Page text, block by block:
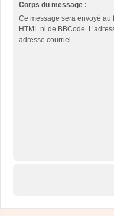
Corps du message :
Ce message sera envoyé au
HTML ni de BBCode.
adresse courriel.